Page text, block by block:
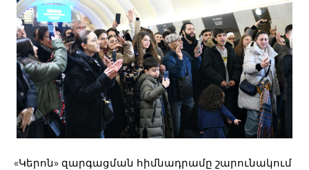
«Կերոն» զարգացման հիմնադրամը շարունակում